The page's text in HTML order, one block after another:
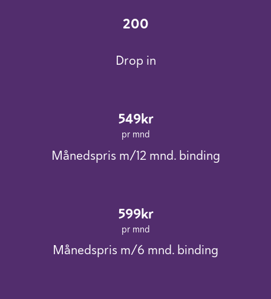
200
Drop in
549kr
pr mnd
Månedspris m/12 mnd. binding
599kr
pr mnd
Månedspris m/6 mnd. binding